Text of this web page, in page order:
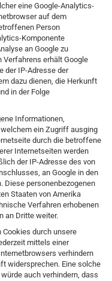
eine Google-Analytics-
auf dem
Person
Komponente
an Google zu
erhält Google
der IP-Adresse der
dazu dienen, die Herkunft
in der Folge
Informationen,
ein Zugriff ausging
durch die betroffene
Internetseiten werden
der IP-Adresse des von
an Google in den
Diese personenbezogenen
Staaten von Amerika
Verfahren erhobenen
an Dritte weiter.
Cookies durch unsere
mittels einer
verhindern
widersprechen. Eine solche
auch verhindern, dass